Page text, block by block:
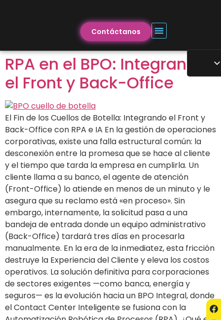
Contáctanos
RPA en el BPO: Integrando
el Front y Back-Office
El Fin de los Cuellos de Botella: Integrando el Front y
Back-Office con RPA e IA En la gestión de operaciones
corporativas, existe una falla estructural común: la
desconexión entre la promesa que se hace al cliente
y el tiempo que tarda la empresa en cumplirla. Un
cliente llama a su banco, el agente de atención
(Front-Office) lo atiende en menos de un minuto y le
asegura que su reclamo está «en proceso». Sin
embargo, internamente, la solicitud pasa a una
bandeja de entrada donde un equipo administrativo
(Back-Office) tardará tres días en procesarla
manualmente. En la era de la inmediatez, esta fricción
destruye la Experiencia del Cliente y eleva los costos
operativos. La solución definitiva para corporaciones
de sectores exigentes —como banca, energía y
seguros— es la evolución hacia un BPO Integral, donde
el Contact Center Inteligente se fusiona con la